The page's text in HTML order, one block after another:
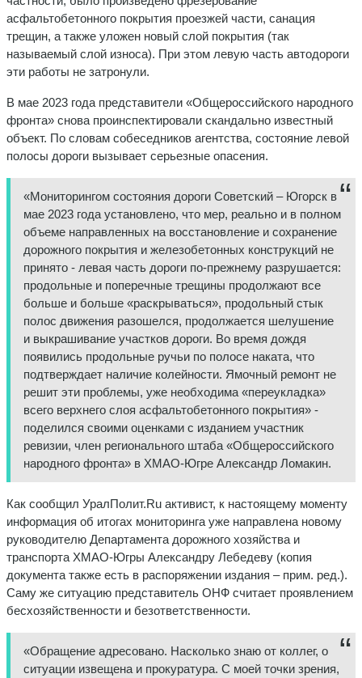
асфальтобетонного покрытия проезжей части, санация
трещин, а также уложен новый слой покрытия (так
называемый слой износа). При этом левую часть автодороги
эти работы не затронули.
В мае 2023 года представители «Общероссийского народного
фронта» снова проинспектировали скандально известный
объект. По словам собеседников агентства, состояние левой
полосы дороги вызывает серьезные опасения.
«Мониторингом состояния дороги Советский – Югорск в
мае 2023 года установлено, что мер, реально и в полном
объеме направленных на восстановление и сохранение
дорожного покрытия и железобетонных конструкций не
принято - левая часть дороги по-прежнему разрушается:
продольные и поперечные трещины продолжают все
больше и больше «раскрываться», продольный стык
полос движения разошелся, продолжается шелушение
и выкрашивание участков дороги. Во время дождя
появились продольные ручьи по полосе наката, что
подтверждает наличие колейности. Ямочный ремонт не
решит эти проблемы, уже необходима «переукладка»
всего верхнего слоя асфальтобетонного покрытия» -
поделился своими оценками с изданием участник
ревизии, член регионального штаба «Общероссийского
народного фронта» в ХМАО-Югре Александр Ломакин.
Как сообщил УралПолит.Ru активист, к настоящему моменту
информация об итогах мониторинга уже направлена новому
руководителю Департамента дорожного хозяйства и
транспорта ХМАО-Югры Александру Лебедеву (копия
документа также есть в распоряжении издания – прим. ред.).
Саму же ситуацию представитель ОНФ считает проявлением
бесхозяйственности и безответственности.
«Обращение адресовано. Насколько знаю от коллег, о
ситуации извещена и прокуратура. С моей точки зрения,